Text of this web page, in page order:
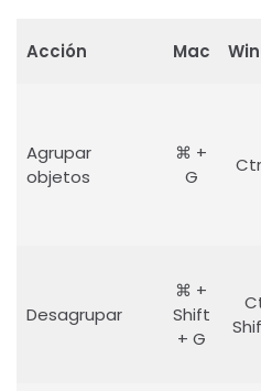
Acción Mac
Agrupar
objetos
⌘ +
G
Desagrupar
⌘ +
Shift
+ G